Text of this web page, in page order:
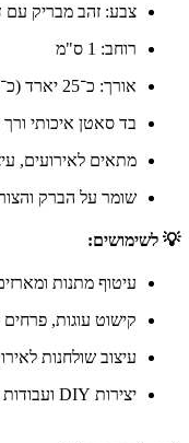
צבע: זהב מבריק עם
רוחב: 1 ס"מ
אורך: כ־25 יארד (כ־22.8 מטר)
בד סאטן איכותי
מתאים לאירועים,
שומר על הברק
💡 לשימושים:
עיטוף מתנות
קישוט עוגות, פרחים
עיצוב שולחנות
יצירות DIY ועבודות יד